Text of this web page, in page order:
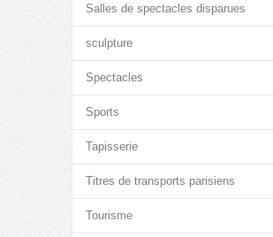
Salles de spectacles disparues
sculpture
Spectacles
Sports
Tapisserie
Titres de transports parisiens
Tourisme